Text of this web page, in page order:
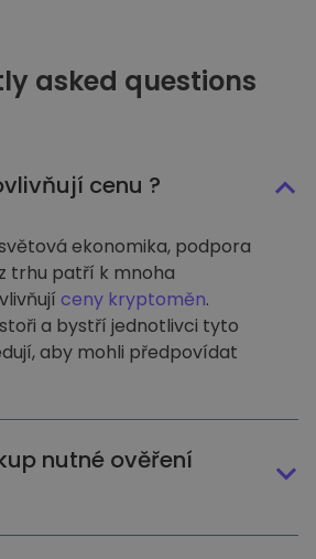
asked questions
cenu ?
ekonomika, podpora
trhu patří k mnoha
ceny kryptoměn.
a bystří jednotlivci tyto
aby mohli předpovídat
nutné ověření